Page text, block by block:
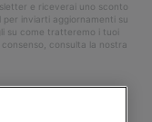
e riceverai uno sconto
per inviarti aggiornamenti su
su come tratteremo i tuoi
consulta la nostra